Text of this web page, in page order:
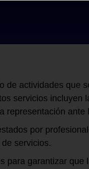
de actividades que
servicios incluyen
representación ante
por
servicios.
para garantizar